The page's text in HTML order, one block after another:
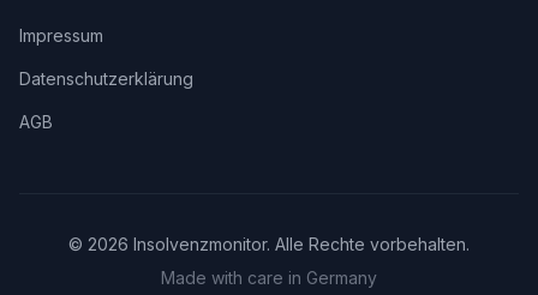
Impressum
Datenschutzerklärung
AGB
© 2026 Insolvenzmonitor. Alle Rechte vorbehalten.
Made with care in Germany